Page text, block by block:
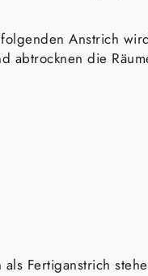
Anstrich
abtrocknen die
Fertiganstrich